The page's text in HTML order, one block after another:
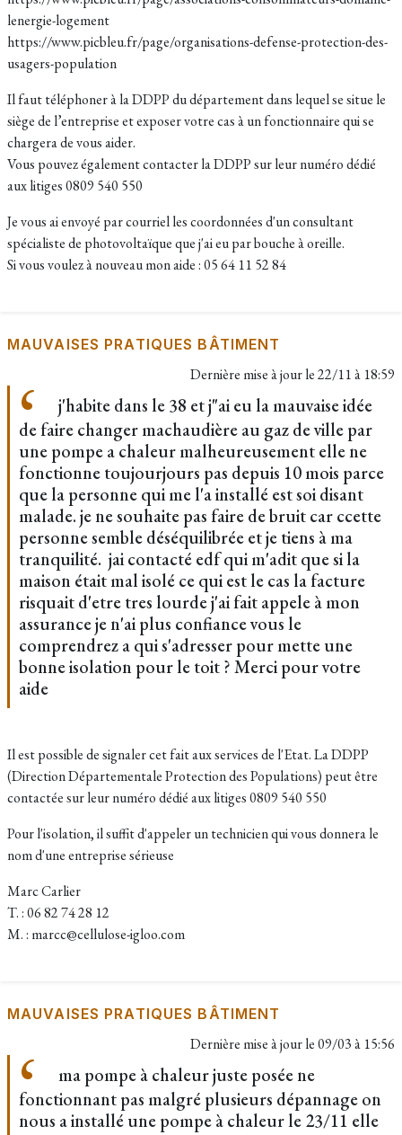
lenergie-logement
https://www.picbleu.fr/page/organisations-defense-protection-des-
usagers-population
Il faut téléphoner à la DDPP du département dans lequel se situe le
siège de l’entreprise et exposer votre cas à un fonctionnaire qui se
chargera de vous aider.
Vous pouvez également contacter la DDPP sur leur numéro dédié
aux litiges 0809 540 550
Je vous ai envoyé par courriel les coordonnées d'un consultant
spécialiste de photovoltaïque que j'ai eu par bouche à oreille.
Si vous voulez à nouveau mon aide : 05 64 11 52 84
MAUVAISES PRATIQUES BÂTIMENT
Dernière mise à jour le22/11 à 18:59
j'habite dans le 38 et j"ai eu la mauvaise idée
de faire changer machaudière au gaz de ville par
une pompe a chaleur malheureusement elle ne
fonctionne toujourjours pas depuis 10 mois parce
que la personne qui me l'a installé est soi disant
malade. je ne souhaite pas faire de bruit car ccette
personne semble déséquilibrée et je tiens à ma
tranquilité. jai contacté edf qui m'adit que si la
maison était mal isolé ce qui est le cas la facture
risquait d'etre tres lourde j'ai fait appele à mon
assurance je n'ai plus confiance vous le
comprendrez a qui s'adresser pour mette une
bonne isolation pour le toit ? Merci pour votre
aide
Il est possible de signaler cet fait aux services de l'Etat. La DDPP
(Direction Départementale Protection des Populations) peut être
contactée sur leur numéro dédié aux litiges 0809 540 550
Pour l'isolation, il suffit d'appeler un technicien qui vous donnera le
nom d'une entreprise sérieuse
Marc Carlier
T. : 06 82 74 28 12
M. : marcc@cellulose-igloo.com
MAUVAISES PRATIQUES BÂTIMENT
Dernière mise à jour le09/03 à 15:56
ma pompe à chaleur juste posée ne
fonctionnant pas malgré plusieurs dépannage on
nous a installé une pompe à chaleur le 23/11 elle